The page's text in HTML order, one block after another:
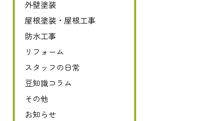
外壁塗装
屋根塗装・屋根工事
防水工事
リフォーム
スタッフの日常
豆知識コラム
その他
お知らせ